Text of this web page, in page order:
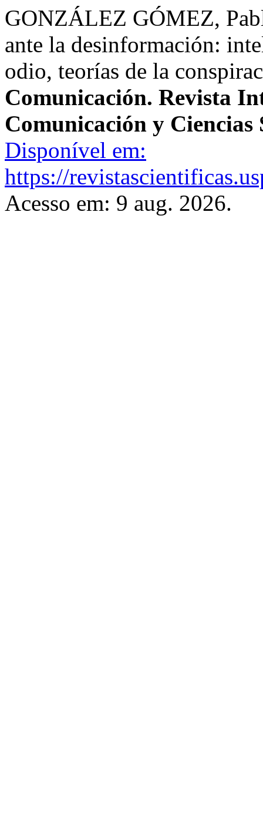
GONZÁLEZ GÓMEZ,
ante la desinformación:
odio, teorías de la
Comunicación. Revista
Comunicación y Ciencias
Disponível em:
https://
Acesso em: 9 aug. 2026.